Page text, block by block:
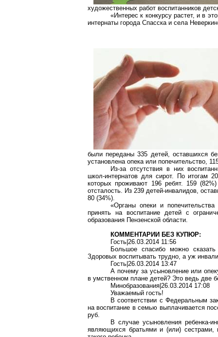
художественных работ воспитанников
«Интерес к конкурсу растет, и в
интернаты города Спасска и села
были переданы 335 детей, оставшихся
установлена опека или попечительство,
Из-за отсутствия в них
школ-интернатов для сирот. По итогам
которых проживают 196 ребят. 159
отсталость. Из 239 детей-инвалидов,
80 (34%).
«Органы опеки и
принять на воспитание детей с
образования Пензенской области.
КОММЕНТАРИИ БЕЗ КУПЮР:
Гость|26.03.2014 11:56
Большое спасибо можно
Здоровых воспитывать трудно, а уж
Гость|26.03.2014 13:47
А почему за усыновление или
в умственном плане детей? Это ведь две
Минобразования|26.03.2014 17:08
Уважаемый гость!
В соответствии с Федеральным
на воспитание в семью выплачивается
руб.
В случае усыновления ребенка-
являющихся братьями и (или) сестрами,